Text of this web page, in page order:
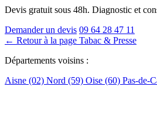
Devis gratuit sous 48h. Diagnostic et
Demander un devis 09 64 28 47 11
← Retour à la page Tabac & Presse
Départements voisins :
Aisne (02) Nord (59) Oise (60) Pas-de-